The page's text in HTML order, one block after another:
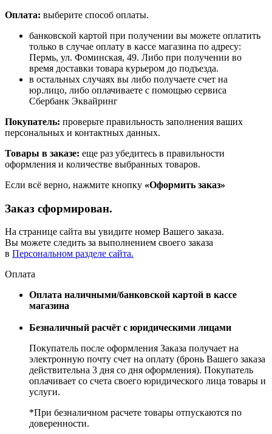
Оплата: выберите способ оплаты.
банковской картой при получении вы можете оплатить
только в случае оплату в кассе магазина по адресу:
Пермь, ул. Фоминская, 49. Либо при получении во
время доставки товара курьером до подъезда.
в остальных случаях вы либо получаете счет на
юр.лицо, либо оплачиваете с помощью сервиса
Сбербанк Эквайринг
Покупатель: проверьте правильность заполнения ваших
персональных и контактных данных.
Товары в заказе: еще раз убедитесь в правильности
оформления и количестве выбранных товаров.
Если всё верно, нажмите кнопку «Оформить заказ»
Заказ сформирован.
На странице сайта вы увидите номер Вашего заказа.
Вы можете следить за выполнением своего заказа
в Персональном разделе сайта.
Оплата
Оплата наличными/банковской картой в кассе
магазина
Безналичный расчёт с юридическими лицами
Покупатель после оформления Заказа получает на
электронную почту счет на оплату (бронь Вашего заказа
действительна 3 дня со дня оформления). Покупатель
оплачивает со счета своего юридического лица товары и
услуги.
*При безналичном расчете товары отпускаются по
доверенности.